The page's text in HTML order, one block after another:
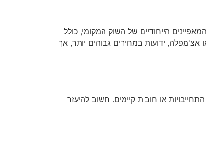
הייחודיים של השוק המקומי, כולל
אצ'מפלה, ידועות במחירים גבוהים יותר, אך
או חובות קיימים. חשוב להיעזר